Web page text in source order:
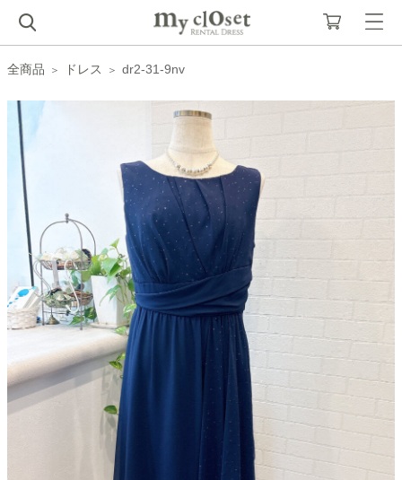
全商品 ドレス dr2-31-9nv